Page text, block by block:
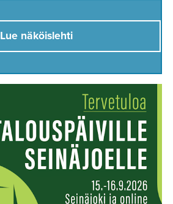
Lue näköislehti